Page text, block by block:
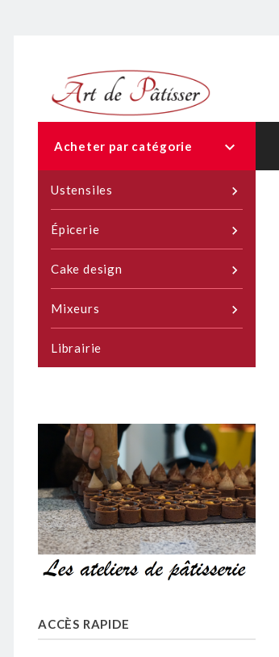
Acheter par catégorie 

Ustensiles

Épicerie

Cake design

Mixeurs
Librairie
ACCÈS RAPIDE